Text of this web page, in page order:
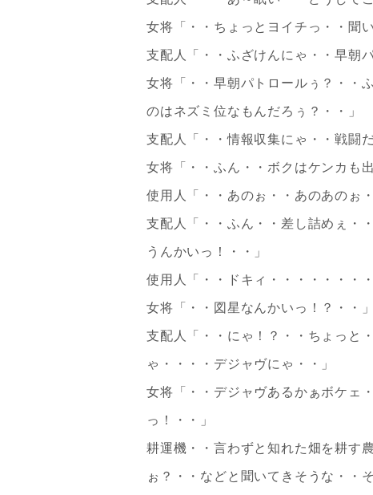
女将「・・ちょっとヨイチっ・・聞
支配人「・・ふざけんにゃ・・早朝
女将「・・早朝パトロールぅ？・・
のはネズミ位なもんだろぅ？・・」
支配人「・・情報収集にゃ・・戦闘
女将「・・ふん・・ボクはケンカも
使用人「・・あのぉ・・あのあのぉ
支配人「・・ふん・・差し詰めぇ・
うんかいっ！・・」
使用人「・・ドキィ・・・・・・・・
女将「・・図星なんかいっ！？・・」
支配人「・・にゃ！？・・ちょっと
ゃ・・・・デジャヴにゃ・・」
女将「・・デジャヴあるかぁボケェ
っ！・・」
耕運機・・言わずと知れた畑を耕す
ぉ？・・などと聞いてきそうな・・